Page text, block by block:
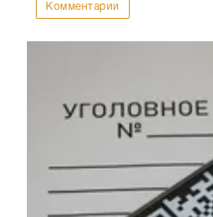
Комментарии